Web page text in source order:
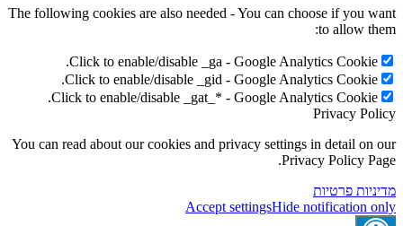
The following cookies are also needed - You can choose if you
to allow
Click to enable/disable _ga - Google Analytics
Click to enable/disable _gid - Google Analytics
Click to enable/disable _gat_* - Google Analytics
Privacy
You can read about our cookies and privacy settings in detail
Privacy Policy
פרטיות
Accept settings Hide notification